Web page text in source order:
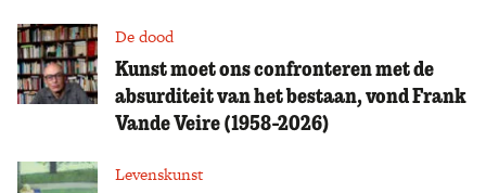
De dood
Kunst moet ons confronteren met de
absurditeit van het bestaan, vond Frank
Vande Veire (1958-2026)
Levenskunst